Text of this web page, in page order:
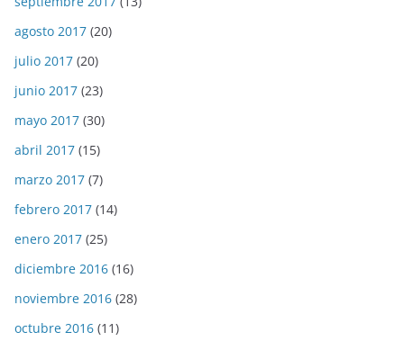
agosto 2017 (20)
julio 2017 (20)
junio 2017 (23)
mayo 2017 (30)
abril 2017 (15)
marzo 2017 (7)
febrero 2017 (14)
enero 2017 (25)
diciembre 2016 (16)
noviembre 2016 (28)
octubre 2016 (11)